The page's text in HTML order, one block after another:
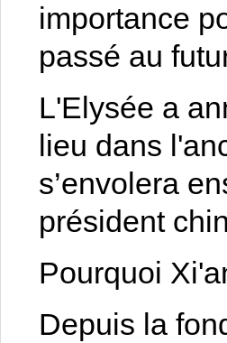
importance
passé au
L'Elysée a
lieu dans
s’envolera
président
Pourquoi
Depuis la